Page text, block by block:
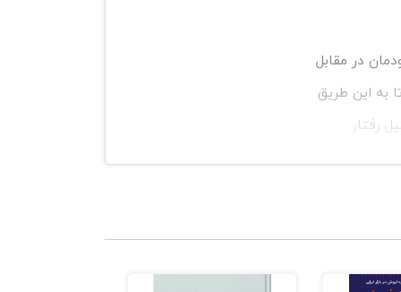
در مقابل
به این طریق
رفتار
بازار